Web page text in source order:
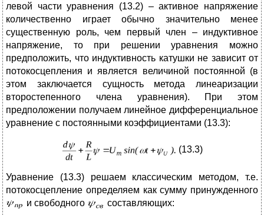
левой части уравнения (13.2) – активное напряжение
количественно играет обычно значительно менее
существенную роль, чем первый член – индуктивное
напряжение, то при решении уравнения можно
предположить, что индуктивность катушки не зависит от
потокосцепления и является величиной постоянной (в
этом заключается сущность метода линеаризации
второстепенного члена уравнения). При этом
предположении получаем линейное дифференциальное
уравнение с постоянными коэффициентами (13.3):
(13.3)
Уравнение (13.3) решаем классическим методом, т.е.
потокосцепление определяем как сумму принужденного
и свободного
составляющих: